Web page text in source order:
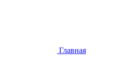
Главная